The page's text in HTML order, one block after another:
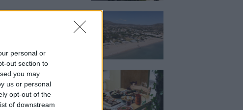
personal or
out section to
you may
us or personal
opt-out of the
of downstream
των 15 εκατ. – Η νέα εποχή
Μεζέ: Μια σύγχρονη
στη Νέα Σμύρνη
το κρέας μιλάει πρώτο